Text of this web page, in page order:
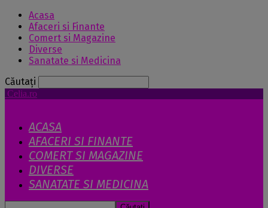
Acasa
Afaceri si Finante
Comert si Magazine
Diverse
Sanatate si Medicina
Căutați
Celia.ro
ACASA
AFACERI SI FINANTE
COMERT SI MAGAZINE
DIVERSE
SANATATE SI MEDICINA